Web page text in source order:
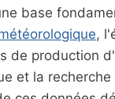
base
,
de production
et la